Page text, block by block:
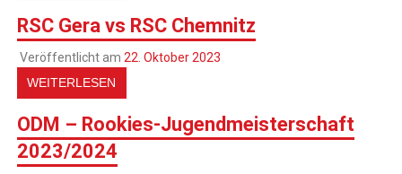
RSC Gera vs RSC Chemnitz
Veröffentlicht am 22. Oktober 2023
WEITERLESEN
ODM – Rookies-Jugendmeisterschaft
2023/2024